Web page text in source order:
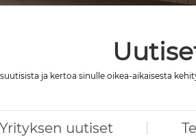
ja kertoa sinulle oikea-aikaisesta
Yrityksen uutiset